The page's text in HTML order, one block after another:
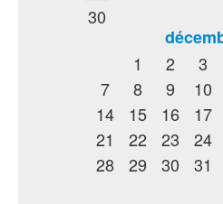
30
1
2 3
7
8 9 10
14
15 16 17
21
22 23 24
28
29 30 31